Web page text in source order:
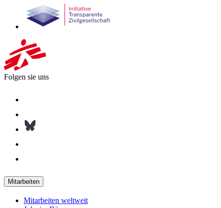
Folgen sie uns
Mitarbeiten
Mitarbeiten weltweit